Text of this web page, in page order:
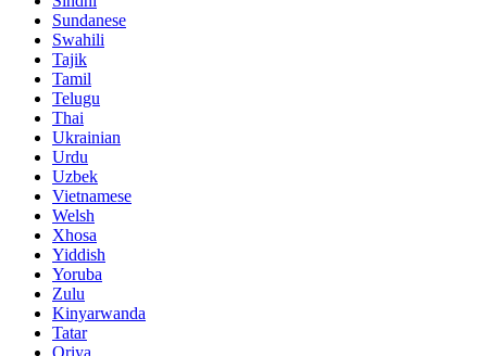
Sundanese
Swahili
Tajik
Tamil
Telugu
Thai
Ukrainian
Urdu
Uzbek
Vietnamese
Welsh
Xhosa
Yiddish
Yoruba
Zulu
Kinyarwanda
Tatar
Oriya